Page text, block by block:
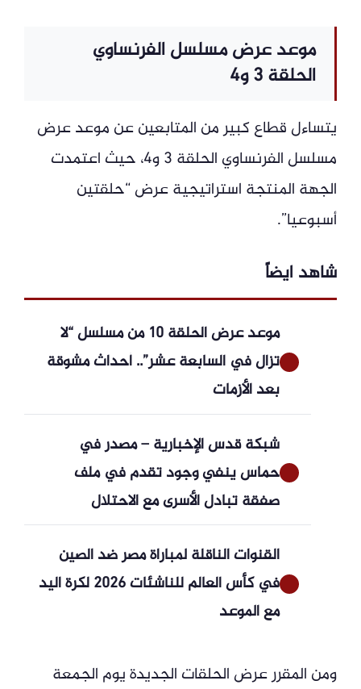
موعد عرض مسلسل الفرنساوي
الحلقة 3 و4
يتساءل قطاع كبير من المتابعين عن موعد عرض
مسلسل الفرنساوي الحلقة 3 و4، حيث اعتمدت
الجهة المنتجة استراتيجية عرض “حلقتين
أسبوعيا”.
شاهد ايضاً
موعد عرض الحلقة 10 من مسلسل “لا
تزال في السابعة عشر”.. أحداث مشوقة
بعد الأزمات
شبكة قدس الإخبارية – مصدر في
حماس ينفي وجود تقدم في ملف
صفقة تبادل الأسرى مع الاحتلال
القنوات الناقلة لمباراة مصر ضد الصين
في كأس العالم للناشئات 2026 لكرة اليد
مع الموعد
ومن المقرر عرض الحلقات الجديدة يوم الجمعة